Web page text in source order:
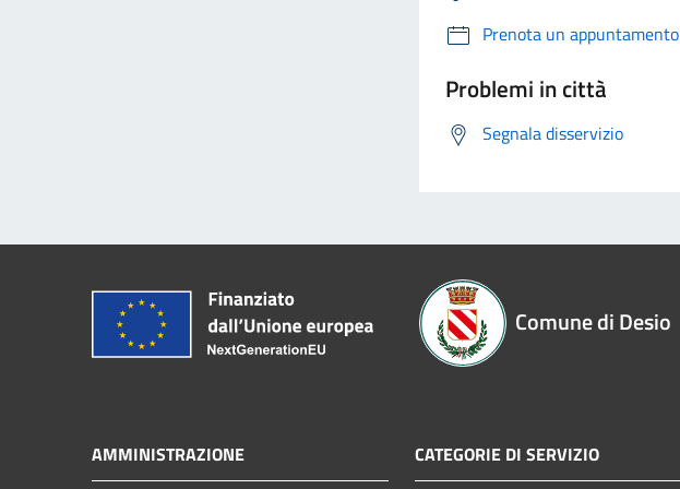
Prenota un appuntamento
Problemi in città
Segnala disservizio
Comune di Desio
AMMINISTRAZIONE CATEGORIE DI SERVIZIO